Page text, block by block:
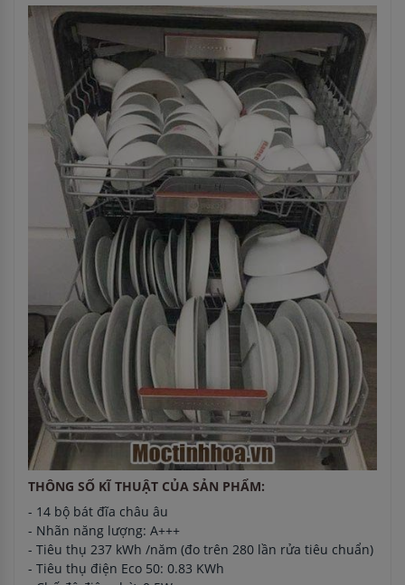
THÔNG SỐ KĨ THUẬT CỦA SẢN PHẨM:
- 14 bộ bát đĩa châu âu
- Nhãn năng lượng: A+++
- Tiêu thụ 237 kWh /năm (đo trên 280 lần rửa tiêu chuẩn)
- Tiêu thụ điện Eco 50: 0.83 KWh